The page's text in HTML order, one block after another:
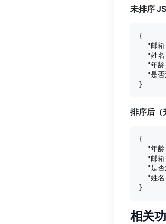
未排序
{
"邮
"姓
"年
"是
排序后（
{
"年
"邮
"是
"姓
相关